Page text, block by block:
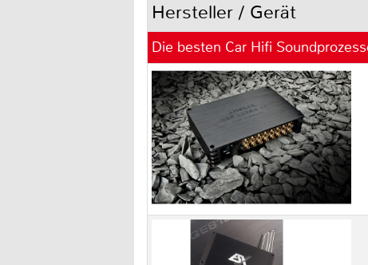
Hersteller / Gerät
Die besten Car Hifi